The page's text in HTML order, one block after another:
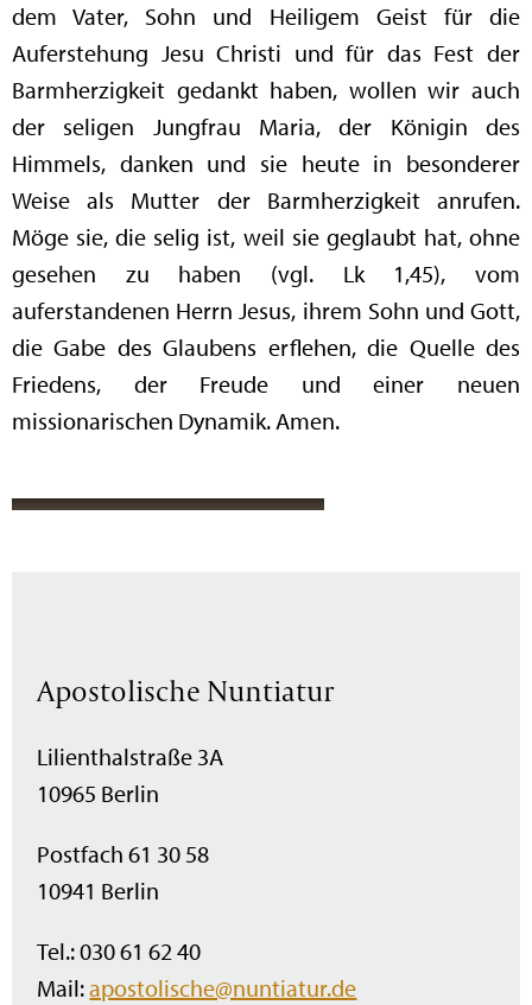
dem Vater, Sohn und Heiligem Geist für die
Auferstehung Jesu Christi und für das Fest der
Barmherzigkeit gedankt haben, wollen wir auch
der seligen Jungfrau Maria, der Königin des
Himmels, danken und sie heute in besonderer
Weise als Mutter der Barmherzigkeit anrufen.
Möge sie, die selig ist, weil sie geglaubt hat, ohne
gesehen zu haben (vgl. Lk 1,45), vom
auferstandenen Herrn Jesus, ihrem Sohn und Gott,
die Gabe des Glaubens erflehen, die Quelle des
Friedens, der Freude und einer neuen
missionarischen Dynamik. Amen.
Apostolische Nuntiatur
Lilienthalstraße 3A
10965 Berlin
Postfach 61 30 58
10941 Berlin
Tel.: 030 61 62 40
Mail:apostolische@nuntiatur.de